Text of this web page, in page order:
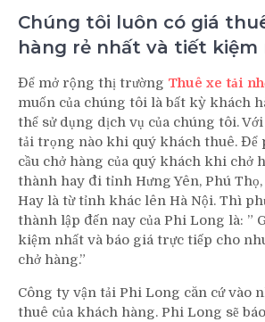
Chúng tôi luôn có giá
hàng rẻ nhất và tiết kiệm
Để mở rộng thị trường Thuê xe tải
muốn của chúng tôi là bất kỳ khách
thể sử dụng dịch vụ của chúng tôi.
tải trọng nào khi quý khách thuê. Để
cầu chở hàng của quý khách khi chở
thành hay đi tỉnh Hưng Yên, Phú
Hay là từ tỉnh khác lên Hà Nội. Thì
thành lập đến nay của Phi Long là: ”
kiệm nhất và báo giá trực tiếp cho
chở hàng.”
Công ty vận tải Phi Long căn cứ vào
thuê của khách hàng. Phi Long sẽ